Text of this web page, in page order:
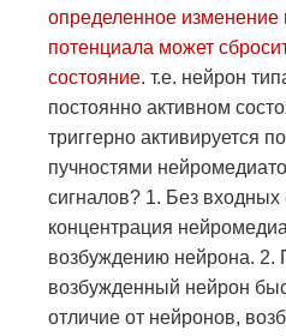
определенное изменение
потенциала может
состояние. т.е. нейрон
постоянно активном
триггерно активируется
пучностями
сигналов? 1. Без
концентрация
возбуждению нейрона. 2.
возбужденный нейрон
отличие от нейронов,